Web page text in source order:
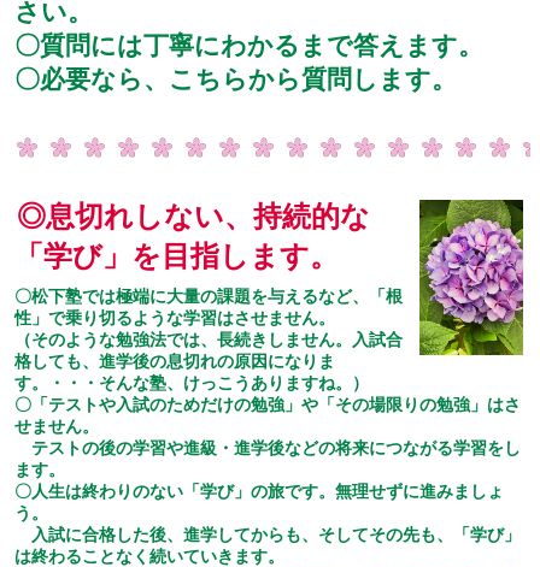
さい。
〇質問には丁寧にわかるまで答えます。
〇必要なら、こちらから質問します。
◎息切れしない、持続的な
「学び」を目指します。
〇松下塾では極端に大量の課題を与えるなど、「根
性」で乗り切るような学習はさせません。
（そのような勉強法では、長続きしません。入試合
格しても、進学後の息切れの原因になりま
す。・・・そんな塾、けっこうありますね。）
〇「テストや入試のためだけの勉強」や「その場限りの勉強」はさ
せません。
テストの後の学習や進級・進学後などの将来につながる学習をし
ます。
〇人生は終わりのない「学び」の旅です。無理せずに進みましょ
う。
入試に合格した後、進学してからも、そしてその先も、「学び」
は終わることなく続いていきます。